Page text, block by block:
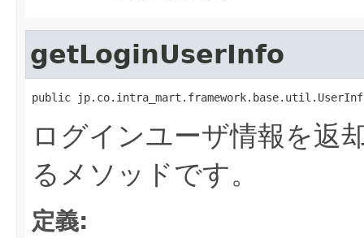
getLoginUserInfo
public
ログインユーザ情報を返
るメソッドです。
定義: